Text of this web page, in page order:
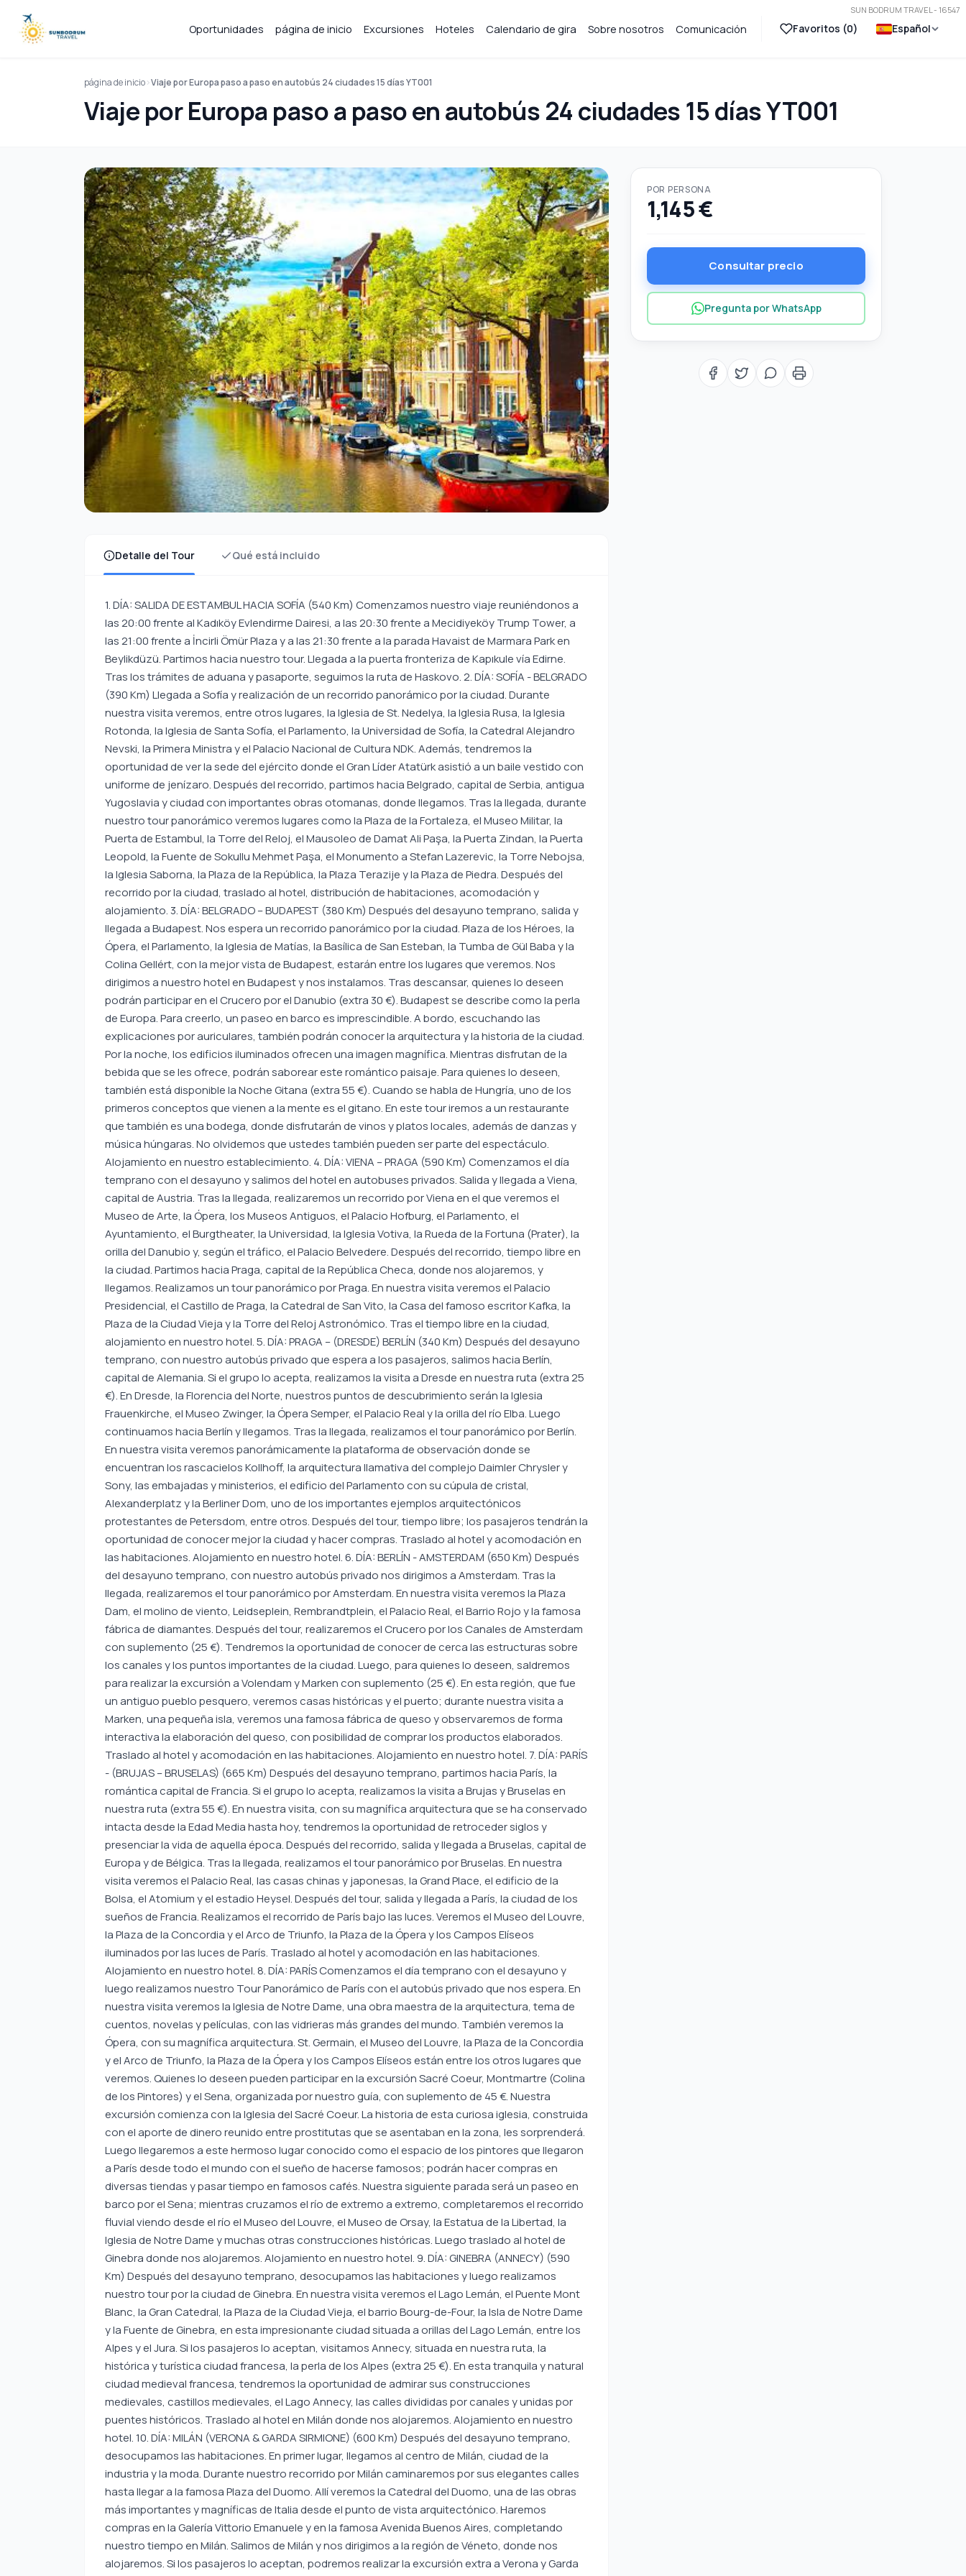
SUN BODRUM TRAVEL - 16547
Oportunidades página de inicio Excursiones Hoteles Calendario de gira Sobre nosotros Comunicación Favoritos (0) Español
página de inicio Viaje por Europa paso a paso en autobús 24 ciudades 15 días YT001
Viaje por Europa paso a paso en autobús 24 ciudades 15 días YT001
Detalle del Tour Qué está incluido
1. DÍA: SALIDA DE ESTAMBUL HACIA SOFÍA (540 Km) Comenzamos nuestro viaje reuniéndonos a las 20:00 frente al Kadıköy Evlendirme Dairesi, a las 20:30 frente a Mecidiyeköy Trump Tower, a las 21:00 frente a İncirli Ömür Plaza y a las 21:30 frente a la parada Havaist de Marmara Park en Beylikdüzü. Partimos hacia nuestro tour. Llegada a la puerta fronteriza de Kapıkule vía Edirne. Tras los trámites de aduana y pasaporte, seguimos la ruta de Haskovo. 2. DÍA: SOFÍA - BELGRADO (390 Km) Llegada a Sofía y realización de un recorrido panorámico por la ciudad. Durante nuestra visita veremos, entre otros lugares, la Iglesia de St. Nedelya, la Iglesia Rusa, la Iglesia Rotonda, la Iglesia de Santa Sofía, el Parlamento, la Universidad de Sofía, la Catedral Alejandro Nevski, la Primera Ministra y el Palacio Nacional de Cultura NDK. Además, tendremos la oportunidad de ver la sede del ejército donde el Gran Líder Atatürk asistió a un baile vestido con uniforme de jenízaro. Después del recorrido, partimos hacia Belgrado, capital de Serbia, antigua Yugoslavia y ciudad con importantes obras otomanas, donde llegamos. Tras la llegada, durante nuestro tour panorámico veremos lugares como la Plaza de la Fortaleza, el Museo Militar, la Puerta de Estambul, la Torre del Reloj, el Mausoleo de Damat Ali Paşa, la Puerta Zindan, la Puerta Leopold, la Fuente de Sokullu Mehmet Paşa, el Monumento a Stefan Lazerevic, la Torre Nebojsa, la Iglesia Saborna, la Plaza de la República, la Plaza Terazije y la Plaza de Piedra. Después del recorrido por la ciudad, traslado al hotel, distribución de habitaciones, acomodación y alojamiento. 3. DÍA: BELGRADO – BUDAPEST (380 Km) Después del desayuno temprano, salida y llegada a Budapest. Nos espera un recorrido panorámico por la ciudad. Plaza de los Héroes, la Ópera, el Parlamento, la Iglesia de Matías, la Basílica de San Esteban, la Tumba de Gül Baba y la Colina Gellért, con la mejor vista de Budapest, estarán entre los lugares que veremos. Nos dirigimos a nuestro hotel en Budapest y nos instalamos. Tras descansar, quienes lo deseen podrán participar en el Crucero por el Danubio (extra 30 €). Budapest se describe como la perla de Europa. Para creerlo, un paseo en barco es imprescindible. A bordo, escuchando las explicaciones por auriculares, también podrán conocer la arquitectura y la historia de la ciudad. Por la noche, los edificios iluminados ofrecen una imagen magnífica. Mientras disfrutan de la bebida que se les ofrece, podrán saborear este romántico paisaje. Para quienes lo deseen, también está disponible la Noche Gitana (extra 55 €). Cuando se habla de Hungría, uno de los primeros conceptos que vienen a la mente es el gitano. En este tour iremos a un restaurante que también es una bodega, donde disfrutarán de vinos y platos locales, además de danzas y música húngaras. No olvidemos que ustedes también pueden ser parte del espectáculo. Alojamiento en nuestro establecimiento. 4. DÍA: VIENA – PRAGA (590 Km) Comenzamos el día temprano con el desayuno y salimos del hotel en autobuses privados. Salida y llegada a Viena, capital de Austria. Tras la llegada, realizaremos un recorrido por Viena en el que veremos el Museo de Arte, la Ópera, los Museos Antiguos, el Palacio Hofburg, el Parlamento, el Ayuntamiento, el Burgtheater, la Universidad, la Iglesia Votiva, la Rueda de la Fortuna (Prater), la orilla del Danubio y, según el tráfico, el Palacio Belvedere. Después del recorrido, tiempo libre en la ciudad. Partimos hacia Praga, capital de la República Checa, donde nos alojaremos, y llegamos. Realizamos un tour panorámico por Praga. En nuestra visita veremos el Palacio Presidencial, el Castillo de Praga, la Catedral de San Vito, la Casa del famoso escritor Kafka, la Plaza de la Ciudad Vieja y la Torre del Reloj Astronómico. Tras el tiempo libre en la ciudad, alojamiento en nuestro hotel. 5. DÍA: PRAGA – (DRESDE) BERLÍN (340 Km) Después del desayuno temprano, con nuestro autobús privado que espera a los pasajeros, salimos hacia Berlín, capital de Alemania. Si el grupo lo acepta, realizamos la visita a Dresde en nuestra ruta (extra 25 €). En Dresde, la Florencia del Norte, nuestros puntos de descubrimiento serán la Iglesia Frauenkirche, el Museo Zwinger, la Ópera Semper, el Palacio Real y la orilla del río Elba. Luego continuamos hacia Berlín y llegamos. Tras la llegada, realizamos el tour panorámico por Berlín. En nuestra visita veremos panorámicamente la plataforma de observación donde se encuentran los rascacielos Kollhoff, la arquitectura llamativa del complejo Daimler Chrysler y Sony, las embajadas y ministerios, el edificio del Parlamento con su cúpula de cristal, Alexanderplatz y la Berliner Dom, uno de los importantes ejemplos arquitectónicos protestantes de Petersdom, entre otros. Después del tour, tiempo libre; los pasajeros tendrán la oportunidad de conocer mejor la ciudad y hacer compras. Traslado al hotel y acomodación en las habitaciones. Alojamiento en nuestro hotel. 6. DÍA: BERLÍN - AMSTERDAM (650 Km) Después del desayuno temprano, con nuestro autobús privado nos dirigimos a Amsterdam. Tras la llegada, realizaremos el tour panorámico por Amsterdam. En nuestra visita veremos la Plaza Dam, el molino de viento, Leidseplein, Rembrandtplein, el Palacio Real, el Barrio Rojo y la famosa fábrica de diamantes. Después del tour, realizaremos el Crucero por los Canales de Amsterdam con suplemento (25 €). Tendremos la oportunidad de conocer de cerca las estructuras sobre los canales y los puntos importantes de la ciudad. Luego, para quienes lo deseen, saldremos para realizar la excursión a Volendam y Marken con suplemento (25 €). En esta región, que fue un antiguo pueblo pesquero, veremos casas históricas y el puerto; durante nuestra visita a Marken, una pequeña isla, veremos una famosa fábrica de queso y observaremos de forma interactiva la elaboración del queso, con posibilidad de comprar los productos elaborados. Traslado al hotel y acomodación en las habitaciones. Alojamiento en nuestro hotel. 7. DÍA: PARÍS - (BRUJAS – BRUSELAS) (665 Km) Después del desayuno temprano, partimos hacia París, la romántica capital de Francia. Si el grupo lo acepta, realizamos la visita a Brujas y Bruselas en nuestra ruta (extra 55 €). En nuestra visita, con su magnífica arquitectura que se ha conservado intacta desde la Edad Media hasta hoy, tendremos la oportunidad de retroceder siglos y presenciar la vida de aquella época. Después del recorrido, salida y llegada a Bruselas, capital de Europa y de Bélgica. Tras la llegada, realizamos el tour panorámico por Bruselas. En nuestra visita veremos el Palacio Real, las casas chinas y japonesas, la Grand Place, el edificio de la Bolsa, el Atomium y el estadio Heysel. Después del tour, salida y llegada a París, la ciudad de los sueños de Francia. Realizamos el recorrido de París bajo las luces. Veremos el Museo del Louvre, la Plaza de la Concordia y el Arco de Triunfo, la Plaza de la Ópera y los Campos Elíseos iluminados por las luces de París. Traslado al hotel y acomodación en las habitaciones. Alojamiento en nuestro hotel. 8. DÍA: PARÍS Comenzamos el día temprano con el desayuno y luego realizamos nuestro Tour Panorámico de París con el autobús privado que nos espera. En nuestra visita veremos la Iglesia de Notre Dame, una obra maestra de la arquitectura, tema de cuentos, novelas y películas, con las vidrieras más grandes del mundo. También veremos la Ópera, con su magnífica arquitectura. St. Germain, el Museo del Louvre, la Plaza de la Concordia y el Arco de Triunfo, la Plaza de la Ópera y los Campos Elíseos están entre los otros lugares que veremos. Quienes lo deseen pueden participar en la excursión Sacré Coeur, Montmartre (Colina de los Pintores) y el Sena, organizada por nuestro guía, con suplemento de 45 €. Nuestra excursión comienza con la Iglesia del Sacré Coeur. La historia de esta curiosa iglesia, construida con el aporte de dinero reunido entre prostitutas que se asentaban en la zona, les sorprenderá. Luego llegaremos a este hermoso lugar conocido como el espacio de los pintores que llegaron a París desde todo el mundo con el sueño de hacerse famosos; podrán hacer compras en diversas tiendas y pasar tiempo en famosos cafés. Nuestra siguiente parada será un paseo en barco por el Sena; mientras cruzamos el río de extremo a extremo, completaremos el recorrido fluvial viendo desde el río el Museo del Louvre, el Museo de Orsay, la Estatua de la Libertad, la Iglesia de Notre Dame y muchas otras construcciones históricas. Luego traslado al hotel de Ginebra donde nos alojaremos. Alojamiento en nuestro hotel. 9. DÍA: GINEBRA (ANNECY) (590 Km) Después del desayuno temprano, desocupamos las habitaciones y luego realizamos nuestro tour por la ciudad de Ginebra. En nuestra visita veremos el Lago Lemán, el Puente Mont Blanc, la Gran Catedral, la Plaza de la Ciudad Vieja, el barrio Bourg-de-Four, la Isla de Notre Dame y la Fuente de Ginebra, en esta impresionante ciudad situada a orillas del Lago Lemán, entre los Alpes y el Jura. Si los pasajeros lo aceptan, visitamos Annecy, situada en nuestra ruta, la histórica y turística ciudad francesa, la perla de los Alpes (extra 25 €). En esta tranquila y natural ciudad medieval francesa, tendremos la oportunidad de admirar sus construcciones medievales, castillos medievales, el Lago Annecy, las calles divididas por canales y unidas por puentes históricos. Traslado al hotel en Milán donde nos alojaremos. Alojamiento en nuestro hotel. 10. DÍA: MILÁN (VERONA & GARDA SIRMIONE) (600 Km) Después del desayuno temprano, desocupamos las habitaciones. En primer lugar, llegamos al centro de Milán, ciudad de la industria y la moda. Durante nuestro recorrido por Milán caminaremos por sus elegantes calles hasta llegar a la famosa Plaza del Duomo. Allí veremos la Catedral del Duomo, una de las obras más importantes y magníficas de Italia desde el punto de vista arquitectónico. Haremos compras en la Galería Vittorio Emanuele y en la famosa
POR PERSONA
1,145 €
Consultar precio
Pregunta por WhatsApp